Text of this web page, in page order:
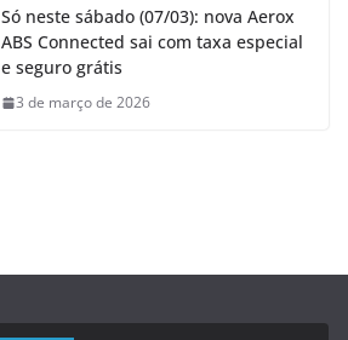
Só neste sábado (07/03): nova Aerox
ABS Connected sai com taxa especial
e seguro grátis
3 de março de 2026